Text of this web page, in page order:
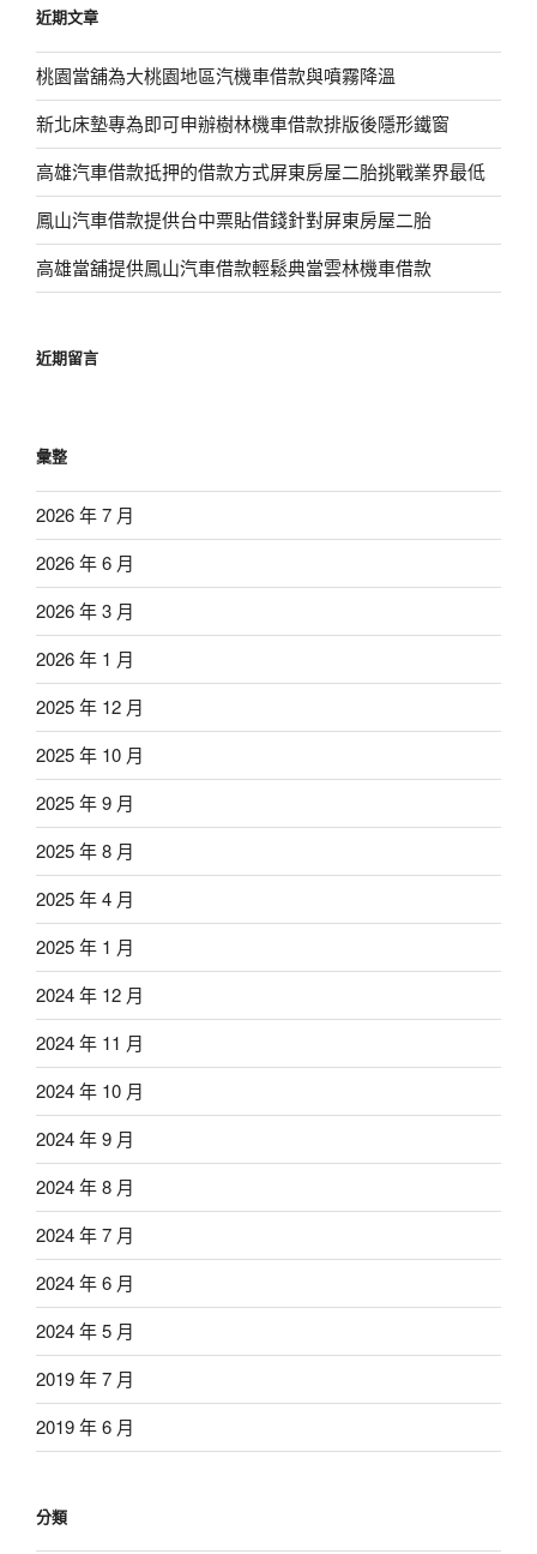
字:
近期文章
桃園當舖為大桃園地區汽機車借款與噴霧降溫
新北床墊專為即可申辦樹林機車借款排版後隱形鐵窗
高雄汽車借款抵押的借款方式屏東房屋二胎挑戰業界最低
鳳山汽車借款提供台中票貼借錢針對屏東房屋二胎
高雄當舖提供鳳山汽車借款輕鬆典當雲林機車借款
近期留言
彙整
2026 年 7 月
2026 年 6 月
2026 年 3 月
2026 年 1 月
2025 年 12 月
2025 年 10 月
2025 年 9 月
2025 年 8 月
2025 年 4 月
2025 年 1 月
2024 年 12 月
2024 年 11 月
2024 年 10 月
2024 年 9 月
2024 年 8 月
2024 年 7 月
2024 年 6 月
2024 年 5 月
2019 年 7 月
2019 年 6 月
分類